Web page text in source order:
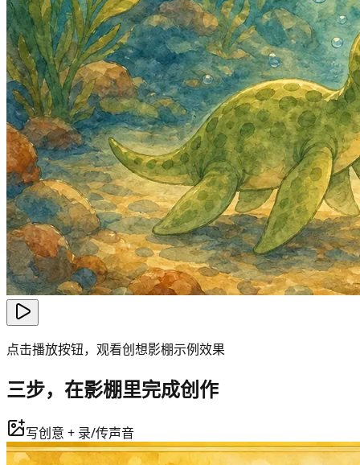
点击播放按钮，观看创想影棚示例效果
三步，在影棚里完成创作
写创意 + 录/传声音